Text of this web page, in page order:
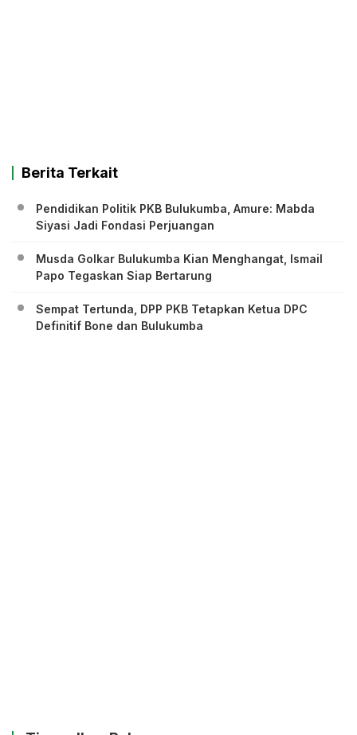
Berita Terkait
Pendidikan Politik PKB Bulukumba, Amure: Mabda
Siyasi Jadi Fondasi Perjuangan
Musda Golkar Bulukumba Kian Menghangat, Ismail
Papo Tegaskan Siap Bertarung
Sempat Tertunda, DPP PKB Tetapkan Ketua DPC
Definitif Bone dan Bulukumba